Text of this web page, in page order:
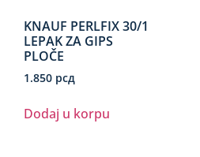
KNAUF PERLFIX 30/1
LEPAK ZA GIPS
PLOČE
1.850 рсд
Dodaj u korpu